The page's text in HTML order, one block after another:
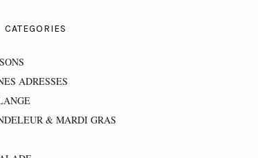
CATEGORIES
ADRESSES
& MARDI GRAS